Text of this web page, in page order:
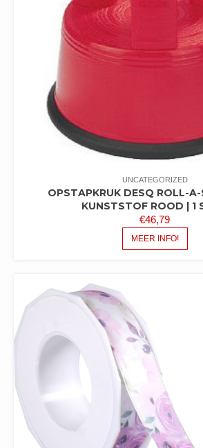
UNCATEGORIZED
OPSTAPKRUK DESQ ROLL-
KUNSTSTOF ROOD | 1
€46,79
MEER INFO!